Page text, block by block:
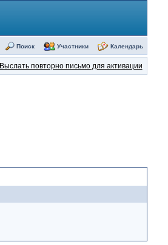
Поиск Участники Календарь
Выслать повторно письмо для активации